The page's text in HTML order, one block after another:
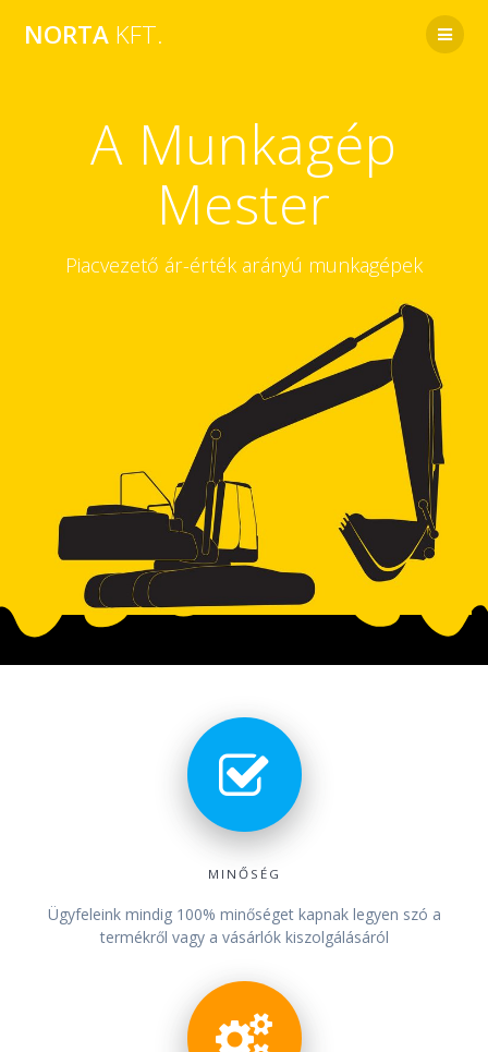
NORTA KFT.
A Munkagép
Mester
Piacvezető ár-érték arányú munkagépek
MINŐSÉG
Ügyfeleink mindig 100% minőséget kapnak legyen szó a
termékről vagy a vásárlók kiszolgálásáról